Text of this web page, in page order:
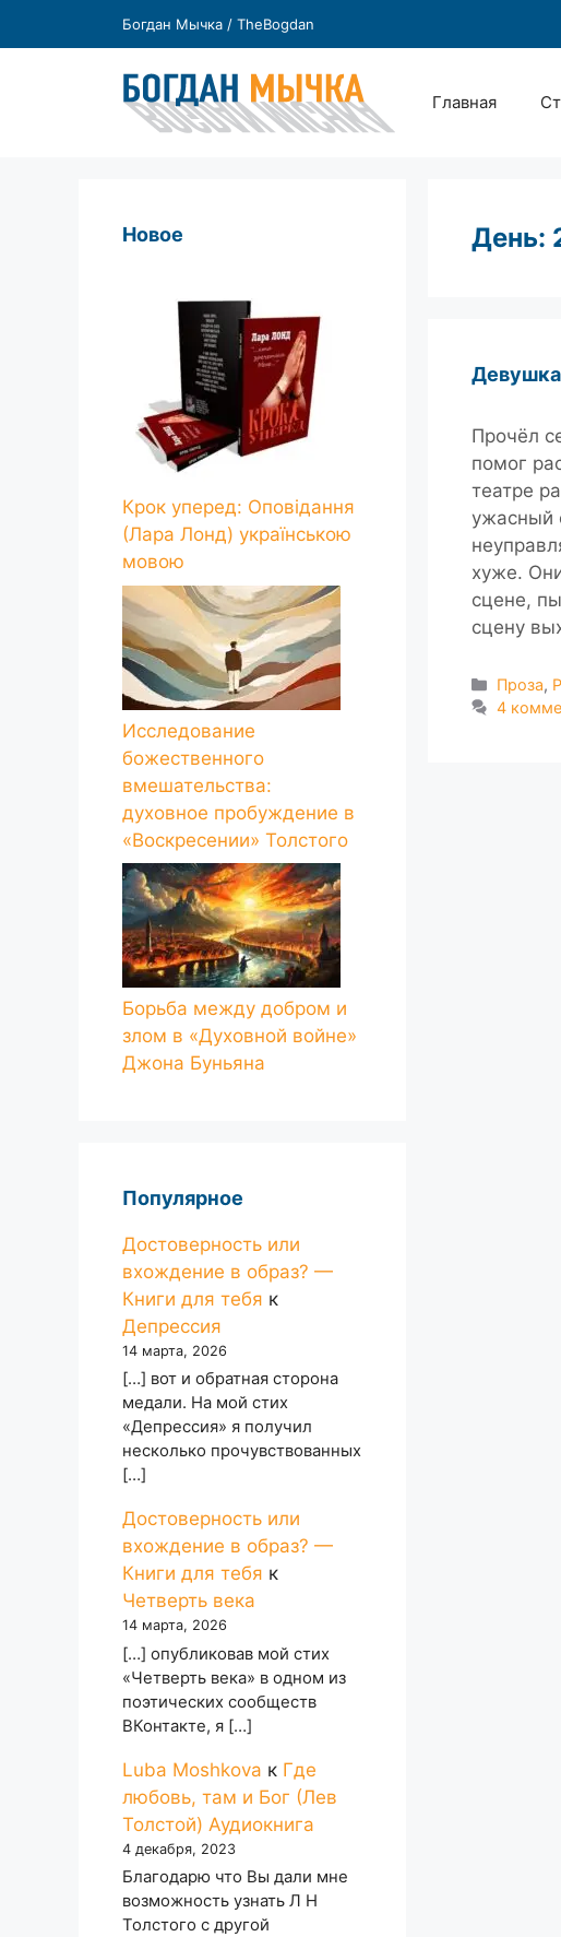
Богдан Мычка / TheBogdan
Главная
День:
Прочёл
помог
театре
ужасный
хуже.
сцене,
сцену
Проза,
4
Новое
Крок уперед: Оповідання
(Лара Лонд) українською
мовою
Исследование
божественного
вмешательства:
духовное пробуждение в
«Воскресении» Толстого
Борьба между добром и
злом в «Духовной войне»
Джона Буньяна
Популярное
Достоверность или
вхождение в образ? —
Книги для тебя к
Депрессия
14 марта, 2026
[…] вот и обратная сторона
медали. На мой стих
«Депрессия» я получил
несколько прочувствованных
[…]
Достоверность или
вхождение в образ? —
Книги для тебя к
Четверть века
14 марта, 2026
[…] опубликовав мой стих
«Четверть века» в одном из
поэтических сообществ
ВКонтакте, я […]
Luba Moshkova к Где
любовь, там и Бог (Лев
Толстой) Аудиокнига
4 декабря, 2023
Благодарю что Вы дали мне
возможность узнать Л Н
Толстого с другой